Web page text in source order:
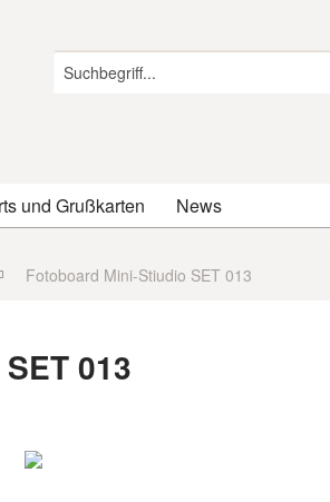
und Grußkarten News
Fotoboard Mini-Stiudio SET 013
013